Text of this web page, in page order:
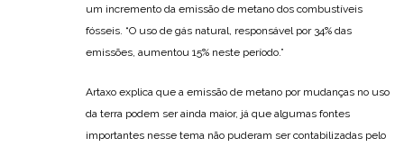
um incremento da emissão de metano dos combustíveis
fósseis. “O uso de gás natural, responsável por 34% das
emissões, aumentou 15% neste período.”
Artaxo explica que a emissão de metano por mudanças no uso
da terra podem ser ainda maior, já que algumas fontes
importantes nesse tema não puderam ser contabilizadas pelo